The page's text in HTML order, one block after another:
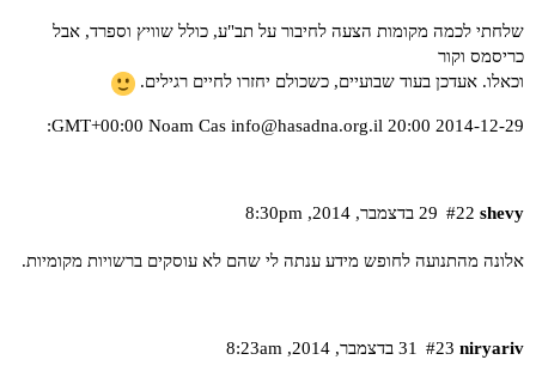
שלחתי לכמה מקומות הצעה לחיבור על תב"ע, כולל שוויץ וספרד, אבל
כריסמס וקור
וכאלו. אעדכן בעוד שבועיים, כשכולם יחזרו לחיים רגילים.
2014-12-29 20:00 GMT+00:00 Noam Cas
info@hasadna.org.il
:
shevy 29 בדצמבר,‏ 2014,‏ 8:30pm #22
אלונה מהתנועה לחופש מידע ענתה לי שהם לא עוסקים ברשויות מקומיות.
niryariv 31 בדצמבר,‏ 2014,‏ 8:23am #23